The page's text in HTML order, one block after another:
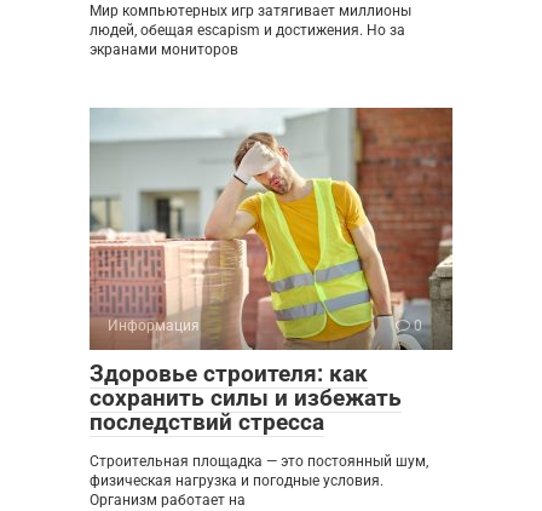
Мир компьютерных игр затягивает миллионы
людей, обещая escapism и достижения. Но за
экранами мониторов
Информация 0
Здоровье строителя: как
сохранить силы и избежать
последствий стресса
Строительная площадка — это постоянный шум,
физическая нагрузка и погодные условия.
Организм работает на